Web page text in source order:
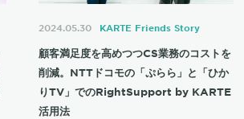
2024.05.30 KARTE Friends Story
顧客満足度を高めつつCS業務のコストを
削減。NTTドコモの「ぷらら」と「ひか
りTV」でのRightSupport by KARTE
活用法